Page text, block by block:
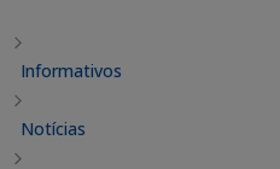
Informativos
Notícias